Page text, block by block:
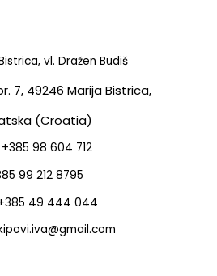
vl. Dražen Budiš
7, 49246 Marija Bistrica,
(Croatia)
+385 98 604 712
99 212 8795
49 444 044